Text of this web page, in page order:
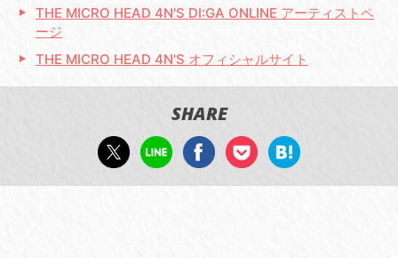
THE MICRO HEAD 4N'S DI:GA ONLINE アーティストペ
ージ
THE MICRO HEAD 4N'S オフィシャルサイト
SHARE